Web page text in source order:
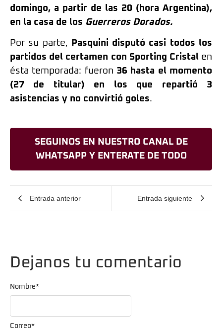
domingo, a partir de las 20 (hora Argentina),
en la casa de los Guerreros Dorados.
Por su parte,
Pasquini disputó casi todos los
partidos del certamen con Sporting Cristalen
ésta temporada: fueron 36 hasta el momento
(27 de titular) en los que repartió 3
asistencias y no convirtió goles.
SEGUINOS EN NUESTRO CANAL DE
WHATSAPP Y ENTERATE DE TODO
Entrada anterior Entrada siguiente
Dejanos tu comentario
Nombre*
Correo*